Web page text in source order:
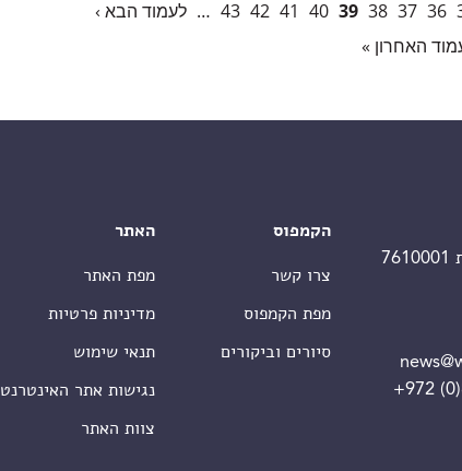
36
37
38
39
40
41
42
43
… לעמוד הבא ›
האחרון »
+972
הקמפוס
צרו קשר
מפת הקמפוס
סיורים וביקורים
האתר
מפת האתר
מדיניות פרטיות
תנאי שימוש
נגישות אתר האינטרנט
צוות האתר